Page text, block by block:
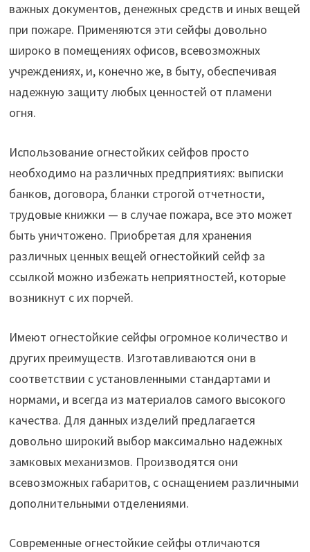
важных документов, денежных средств и иных вещей
при пожаре. Применяются эти сейфы довольно
широко в помещениях офисов, всевозможных
учреждениях, и, конечно же, в быту, обеспечивая
надежную защиту любых ценностей от пламени
огня.
Использование огнестойких сейфов просто
необходимо на различных предприятиях: выписки
банков, договора, бланки строгой отчетности,
трудовые книжки — в случае пожара, все это может
быть уничтожено. Приобретая для хранения
различных ценных вещей огнестойкий сейф за
ссылкой можно избежать неприятностей, которые
возникнут с их порчей.
Имеют огнестойкие сейфы огромное количество и
других преимуществ. Изготавливаются они в
соответствии с установленными стандартами и
нормами, и всегда из материалов самого высокого
качества. Для данных изделий предлагается
довольно широкий выбор максимально надежных
замковых механизмов. Производятся они
всевозможных габаритов, с оснащением различными
дополнительными отделениями.
Современные огнестойкие сейфы отличаются